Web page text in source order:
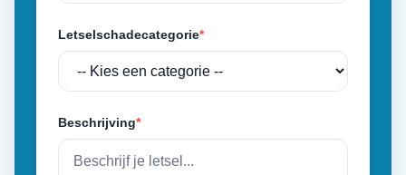
Letselschadecategorie*
Beschrijving*